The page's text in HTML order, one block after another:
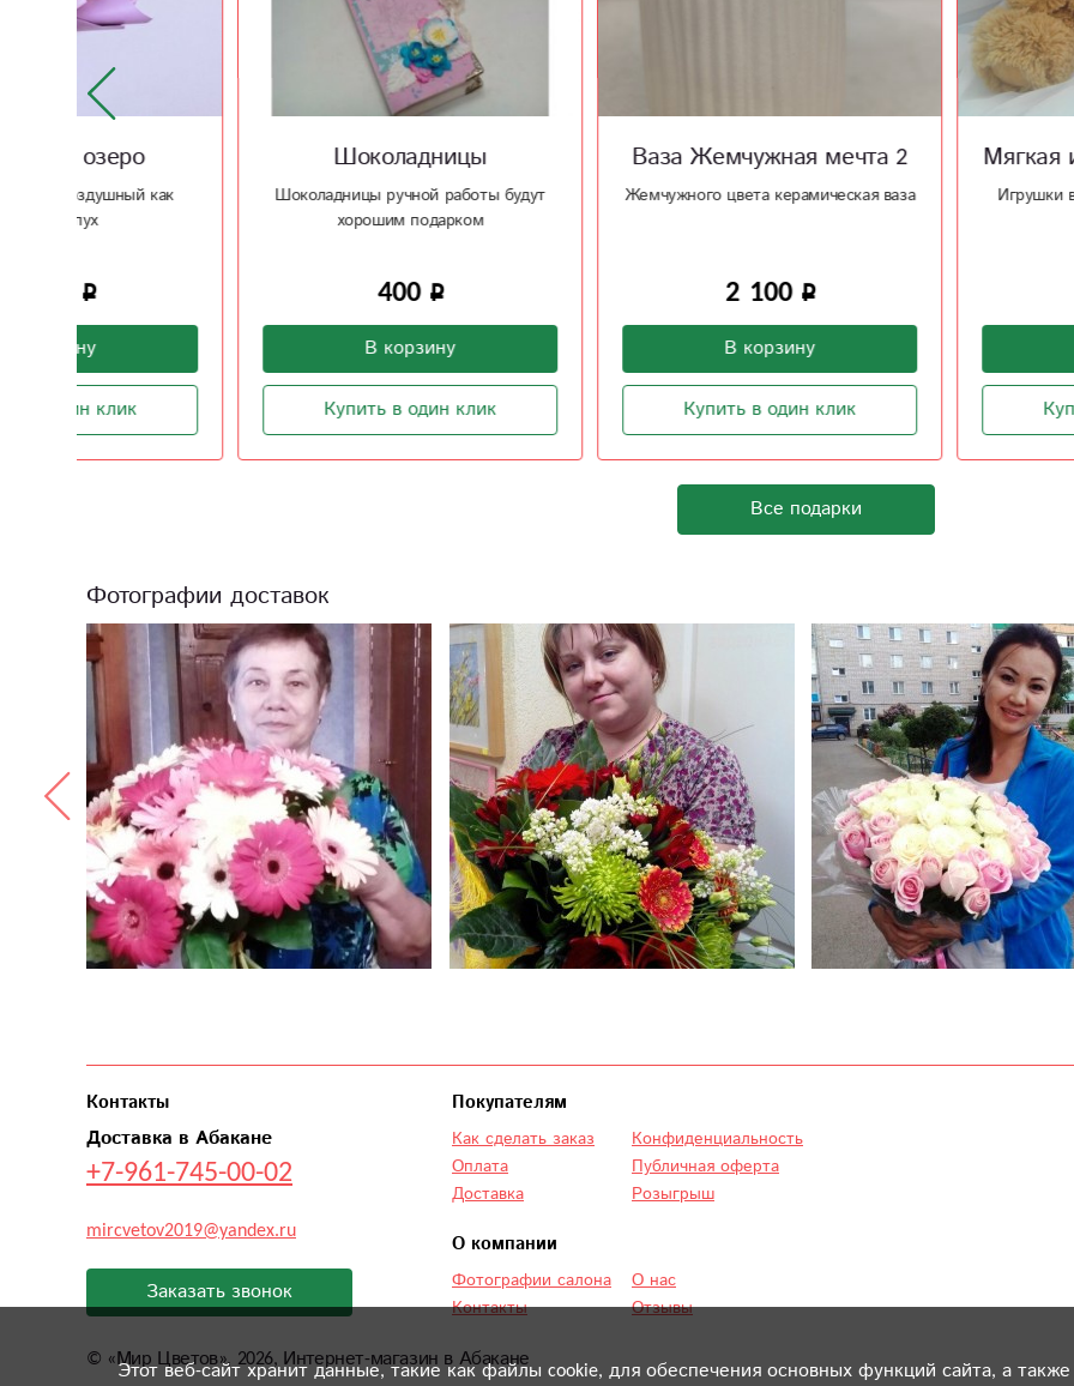
Шоколадницы ручной работы будут
Купить в один клик
Ваза Жемчужная мечта 2
Жемчужного цвета керамическая ваза
Купить в один клик
Мягкая игрушка
Игрушки в наличии от 90 см
Купить в один клик
Все подарки
Фотографии доставок
Этот веб-сайт хранит данные, такие как файлы cookie, для обеспечения основных функций сайта, а
Контакты
Доставка в Абакане
+7-961-745-00-02
mircvetov2019@yandex.ru
Заказать звонок
Покупателям
Как сделать заказ
Оплата
Доставка
Конфиденциальность
Публичная оферта
Розыгрыш
О компании
Фотографии салона
Контакты
О нас
Отзывы
© «Мир Цветов», 2026, Интернет-магазин в Абакане